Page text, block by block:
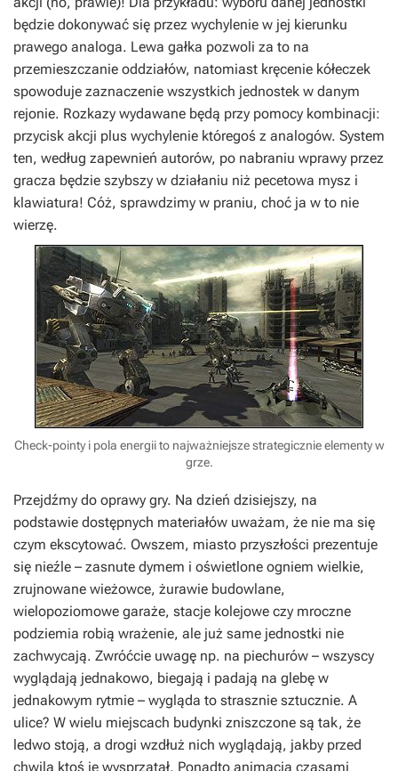
będzie dokonywać się przez wychylenie w jej kierunku
prawego analoga. Lewa gałka pozwoli za to na
przemieszczanie oddziałów, natomiast kręcenie kółeczek
spowoduje zaznaczenie wszystkich jednostek w danym
rejonie. Rozkazy wydawane będą przy pomocy kombinacji:
przycisk akcji plus wychylenie któregoś z analogów. System
ten, według zapewnień autorów, po nabraniu wprawy przez
gracza będzie szybszy w działaniu niż pecetowa mysz i
klawiatura! Cóż, sprawdzimy w praniu, choć ja w to nie
wierzę.
Check-pointy i pola energii to najważniejsze strategicznie elementy w
grze.
Przejdźmy do oprawy gry. Na dzień dzisiejszy, na
podstawie dostępnych materiałów uważam, że nie ma się
czym ekscytować. Owszem, miasto przyszłości prezentuje
się nieźle – zasnute dymem i oświetlone ogniem wielkie,
zrujnowane wieżowce, żurawie budowlane,
wielopoziomowe garaże, stacje kolejowe czy mroczne
podziemia robią wrażenie, ale już same jednostki nie
zachwycają. Zwróćcie uwagę np. na piechurów – wszyscy
wyglądają jednakowo, biegają i padają na glebę w
jednakowym rytmie – wygląda to strasznie sztucznie. A
ulice? W wielu miejscach budynki zniszczone są tak, że
ledwo stoją, a drogi wzdłuż nich wyglądają, jakby przed
chwilą ktoś je wysprzątał. Ponadto animacja czasami